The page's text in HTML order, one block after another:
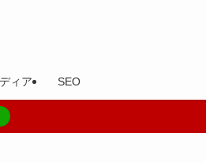
ィア SEO